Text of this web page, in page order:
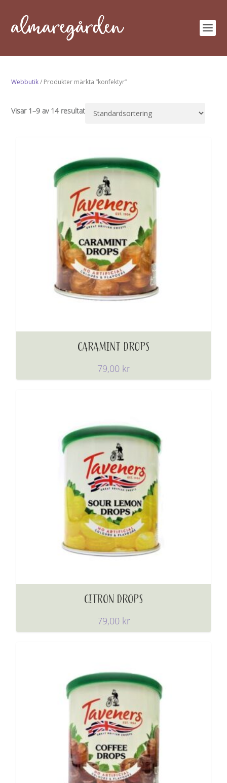
Webbutik/ Produkter märkta ”konfektyr”
Visar 1–9 av 14 resultat
CARAMINT DROPS
79,00 kr
CITRON DROPS
79,00 kr